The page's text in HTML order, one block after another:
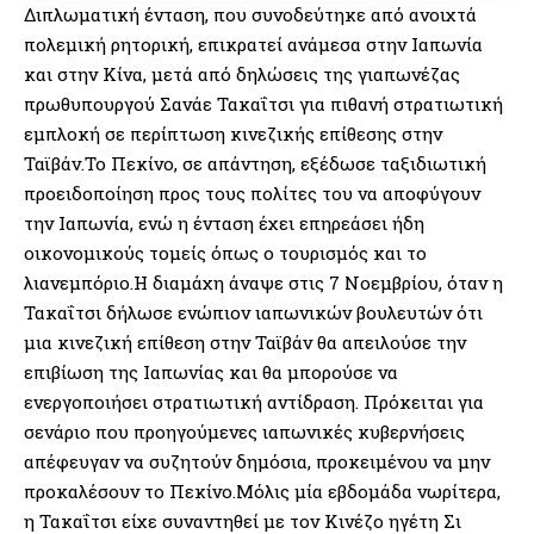
Διπλωματική ένταση, που συνοδεύτηκε από ανοιχτά
πολεμική ρητορική, επικρατεί ανάμεσα στην Ιαπωνία
και στην Κίνα, μετά από δηλώσεις της γιαπωνέζας
πρωθυπουργού Σανάε Τακαΐτσι για πιθανή στρατιωτική
εμπλοκή σε περίπτωση κινεζικής επίθεσης στην
Ταϊβάν.Το Πεκίνο, σε απάντηση, εξέδωσε ταξιδιωτική
προειδοποίηση προς τους πολίτες του να αποφύγουν
την Ιαπωνία, ενώ η ένταση έχει επηρεάσει ήδη
οικονομικούς τομείς όπως ο τουρισμός και το
λιανεμπόριο.Η διαμάχη άναψε στις 7 Νοεμβρίου, όταν η
Τακαΐτσι δήλωσε ενώπιον ιαπωνικών βουλευτών ότι
μια κινεζική επίθεση στην Ταϊβάν θα απειλούσε την
επιβίωση της Ιαπωνίας και θα μπορούσε να
ενεργοποιήσει στρατιωτική αντίδραση. Πρόκειται για
σενάριο που προηγούμενες ιαπωνικές κυβερνήσεις
απέφευγαν να συζητούν δημόσια, προκειμένου να μην
προκαλέσουν το Πεκίνο.Μόλις μία εβδομάδα νωρίτερα,
η Τακαΐτσι είχε συναντηθεί με τον Κινέζο ηγέτη Σι